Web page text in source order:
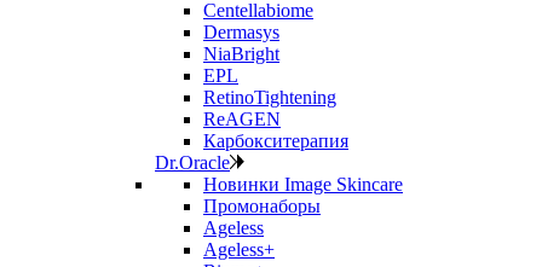
Centellabiome
Dermasys
NiaBright
EPL
RetinoTightening
ReAGEN
Карбокситерапия
Dr.Oracle
Новинки Image Skincare
Промонаборы
Ageless
Ageless+